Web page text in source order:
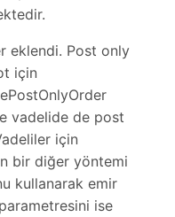
eklendi. Post only
için
vadelide de post
için
bir diğer yöntemi
kullanarak emir
ise